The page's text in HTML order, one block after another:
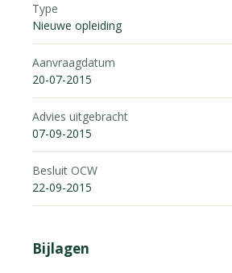
Type
Nieuwe opleiding
Aanvraagdatum
20-07-2015
Advies uitgebracht
07-09-2015
Besluit OCW
22-09-2015
Bijlagen